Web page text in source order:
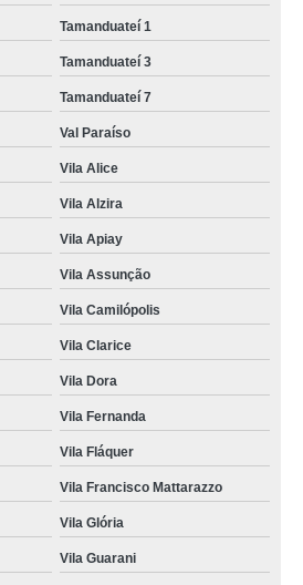
Tamanduateí 1
Tamanduateí 3
Tamanduateí 7
Val Paraíso
Vila Alice
Vila Alzira
Vila Apiay
Vila Assunção
Vila Camilópolis
Vila Clarice
Vila Dora
Vila Fernanda
Vila Fláquer
Vila Francisco Mattarazzo
Vila Glória
Vila Guarani